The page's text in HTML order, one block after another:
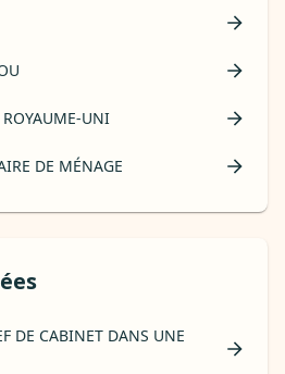
UNI
DE MÉNAGE
DE CABINET DANS UNE